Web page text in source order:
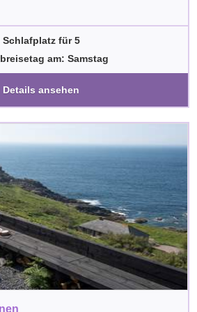
Schlafplatz für 5
am: Samstag
Details ansehen